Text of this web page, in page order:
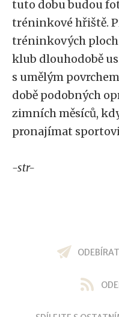
tuto dobu budou
tréninkové hřiště.
tréninkových ploch
klub dlouhodobě
s umělým
době podobných
zimních měsíců,
pronajímat
-str-